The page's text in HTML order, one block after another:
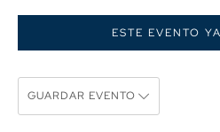
ESTE EVENTO
GUARDAR EVENTO